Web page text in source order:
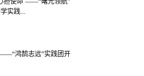
担使命 ——“曙光领航”
实践...
鸿鹄志远”实践团开